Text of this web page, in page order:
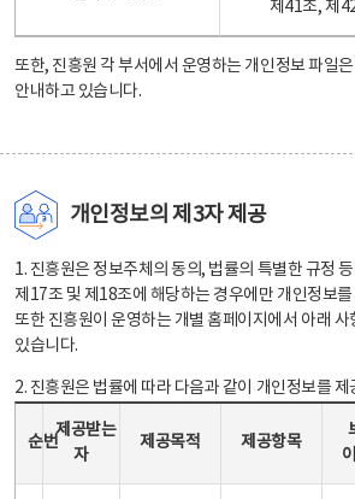
제41조, 제
또한, 진흥원 각 부서에서 운영하는 개인정보 파일은
안내하고 있습니다.
개인정보의 제3자 제공
1. 진흥원은 정보주체의 동의, 법률의 특별한 규정
제17조 및 제18조에 해당하는 경우에만 개인정보
또한 진흥원이 운영하는 개별 홈페이지에서 아래
있습니다.
2. 진흥원은 법률에 따라 다음과 같이 개인정보를 제
순번
제공받는
자
제공목적 제공항목